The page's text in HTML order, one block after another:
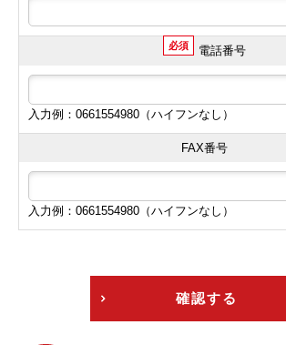
必須 電話番号
入力例：0661554980（ハイフンなし）
FAX番号
入力例：0661554980（ハイフンなし）
確認する